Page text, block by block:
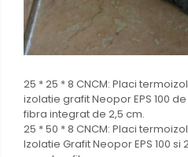
25 * 25 * 8 CNCM: Placi
izolatie grafit Neopor EPS 100
fibra integrat de 2,5 cm.
25 * 50 * 8 CNCM: Placi
Izolatie Grafit Neopor EPS 100